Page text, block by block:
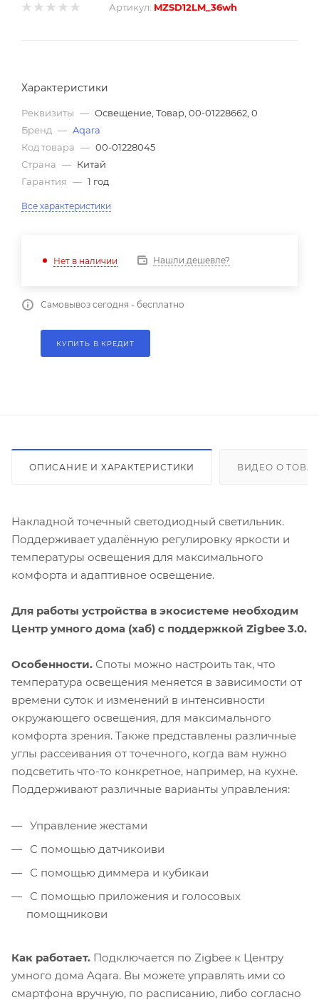
Артикул: MZSD12LM_36wh
Характеристики
Реквизиты — Освещение, Товар, 00-01228662, 0
Бренд — Aqara
Код товара — 00-01228045
Страна — Китай
Гарантия — 1 год
Все характеристики
Нет в наличии Нашли дешевле?
Самовывоз сегодня - бесплатно
КУПИТЬ В КРЕДИТ
ОПИСАНИЕ И ХАРАКТЕРИСТИКИ ВИДЕО О
Накладной точечный светодиодный светильник.
Поддерживает удалённую регулировку яркости и
температуры освещения для максимального
комфорта и адаптивное освещение.
Для работы устройства в экосистеме необходим
Центр умного дома (хаб) с поддержкой Zigbee 3.0.
Особенности. Споты можно настроить так, что
температура освещения меняется в зависимости от
времени суток и изменений в интенсивности
окружающего освещения, для максимального
комфорта зрения. Также представлены различные
углы рассеивания от точечного, когда вам нужно
подсветить что-то конкретное, например, на кухне.
Поддерживают различные варианты управления:
Управление жестами
С помощью датчикоиви
С помощью диммера и кубикаи
С помощью приложения и голосовых
помощникови
Как работает. Подключается по Zigbee к Центру
умного дома Aqara. Вы можете управлять ими со
смартфона вручную, по расписанию, либо согласно